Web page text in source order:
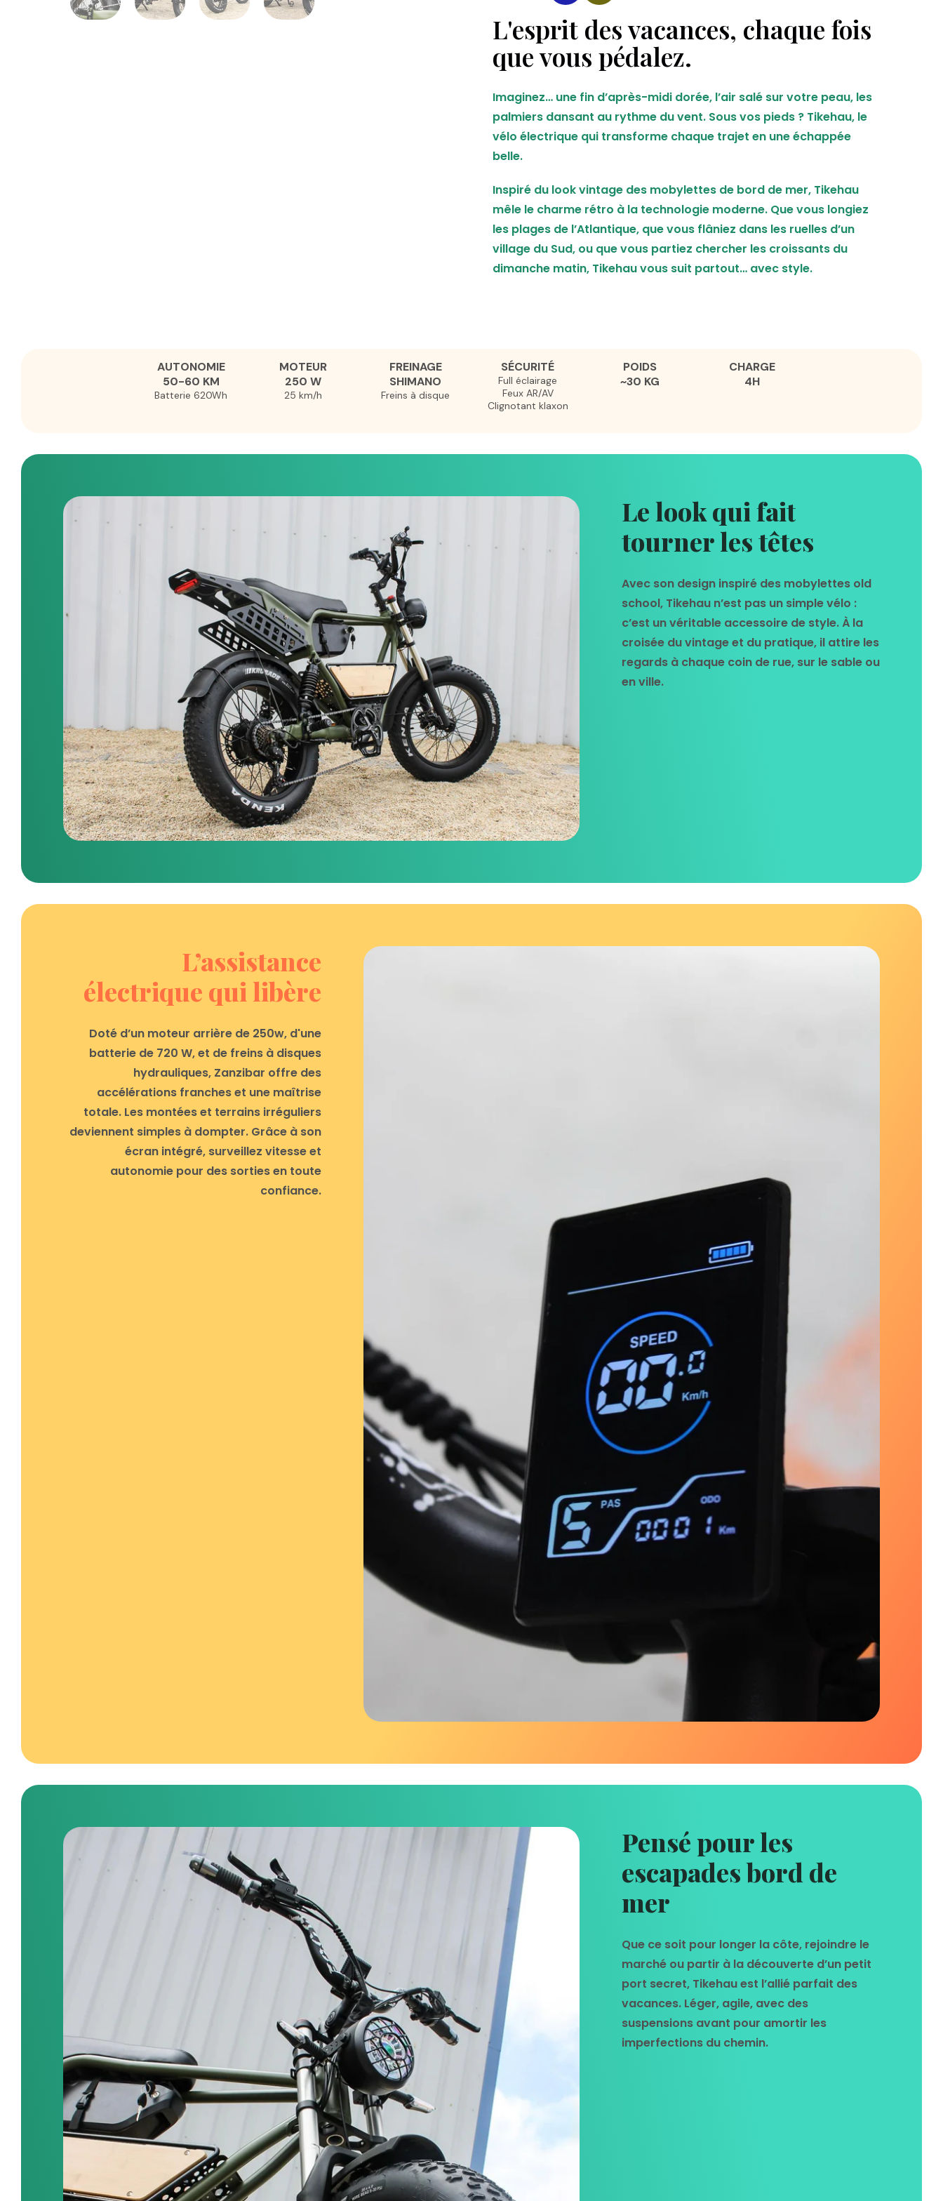
L'esprit des vacances, chaque fois
que vous pédalez.
Imaginez… une fin d’après-midi dorée, l’air salé sur votre peau, les
palmiers dansant au rythme du vent. Sous vos pieds ? Tikehau, le
vélo électrique qui transforme chaque trajet en une échappée
belle.
Inspiré du look vintage des mobylettes de bord de mer, Tikehau
mêle le charme rétro à la technologie moderne. Que vous longiez
les plages de l’Atlantique, que vous flâniez dans les ruelles d’un
village du Sud, ou que vous partiez chercher les croissants du
dimanche matin, Tikehau vous suit partout… avec style.
AUTONOMIE
50-60 KM
Batterie 620Wh
MOTEUR
250 W
25 km/h
FREINAGE
SHIMANO
Freins à disque
SÉCURITÉ
Full éclairage
Feux AR/AV
Clignotant klaxon
POIDS
~30 KG
CHARGE
4H
Le look qui fait
tourner les têtes
Avec son design inspiré des mobylettes old
school, Tikehau n’est pas un simple vélo :
c’est un véritable accessoire de style. À la
croisée du vintage et du pratique, il attire les
regards à chaque coin de rue, sur le sable ou
en ville.
L’assistance
électrique qui libère
Doté d’un moteur arrière de 250w, d'une
batterie de 720 W, et de freins à disques
hydrauliques, Zanzibar offre des
accélérations franches et une maîtrise
totale. Les montées et terrains irréguliers
deviennent simples à dompter. Grâce à son
écran intégré, surveillez vitesse et
autonomie pour des sorties en toute
confiance.
Pensé pour les
escapades bord de
mer
Que ce soit pour longer la côte, rejoindre le
marché ou partir à la découverte d’un petit
port secret, Tikehau est l’allié parfait des
vacances. Léger, agile, avec des
suspensions avant pour amortir les
imperfections du chemin.